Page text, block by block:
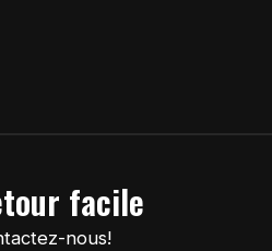
facile
nous!